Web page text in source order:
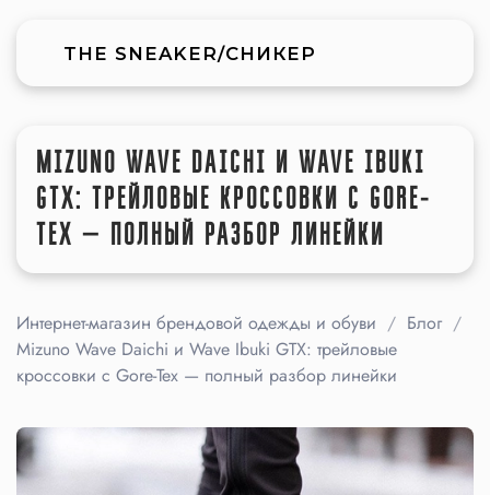
THE SNEAKER/СНИКЕР
MIZUNO WAVE DAICHI И WAVE IBUKI
GTX: ТРЕЙЛОВЫЕ КРОССОВКИ С GORE-
TEX — ПОЛНЫЙ РАЗБОР ЛИНЕЙКИ
Интернет-магазин брендовой одежды и обуви
Блог
Mizuno Wave Daichi и Wave Ibuki GTX: трейловые
кроссовки с Gore-Tex — полный разбор линейки